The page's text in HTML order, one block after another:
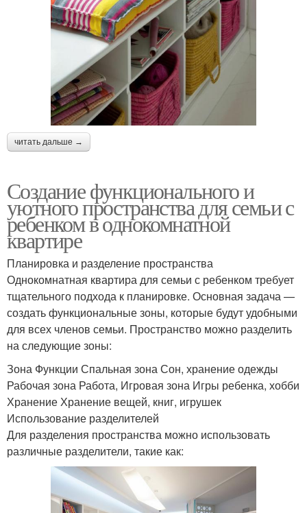
читать дальше →
Создание функционального и
уютного пространства для семьи с
ребенком в однокомнатной
квартире
Планировка и разделение пространства
Однокомнатная квартира для семьи с ребенком требует
тщательного подхода к планировке. Основная задача —
создать функциональные зоны, которые будут удобными
для всех членов семьи. Пространство можно разделить
на следующие зоны:
Зона Функции Спальная зона Сон, хранение одежды
Рабочая зона Работа, Игровая зона Игры ребенка, хобби
Хранение Хранение вещей, книг, игрушек
Использование разделителей
Для разделения пространства можно использовать
различные разделители, такие как: